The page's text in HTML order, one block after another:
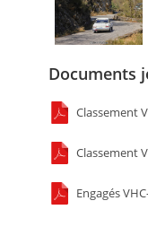
Documents
Classement
Classement
Engagés